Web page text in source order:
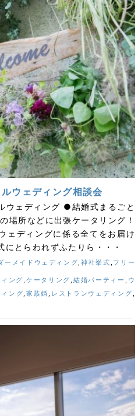
ウェディング相談会
ウェディング ●結婚式まるごと
場所などに出張ケータリング！
ェディングに係る全てをお届け
とらわれずふたりら・・・
ーメイドウェディング, 神社挙式 , フリー
ング , ケータリング , 結婚パーティー , ウ
ング, 家族婚 , レストランウェディング ,